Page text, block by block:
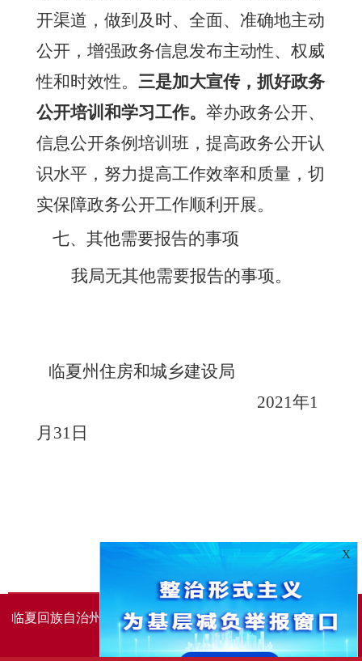
开渠道， 做到及时、全面、准确地主动
公开，增强政务信息发布主动性、权威
性和时效性。 三是加大宣传，抓好政务
公开培训和学习工作。 举办政务公开、
信息公开条例培训班，提高政务公开认
识水平，努力提高工作效率和质量，切
实保障政务公开工作顺利开展。
七、其他需要报告的事项
我局无其他需要报告的事项。
临夏州住房和城乡建设局
2021年1
月31日
临夏回族自治州人民政府办公室主办 临夏回族自治州人民政
府信息中心承办
X